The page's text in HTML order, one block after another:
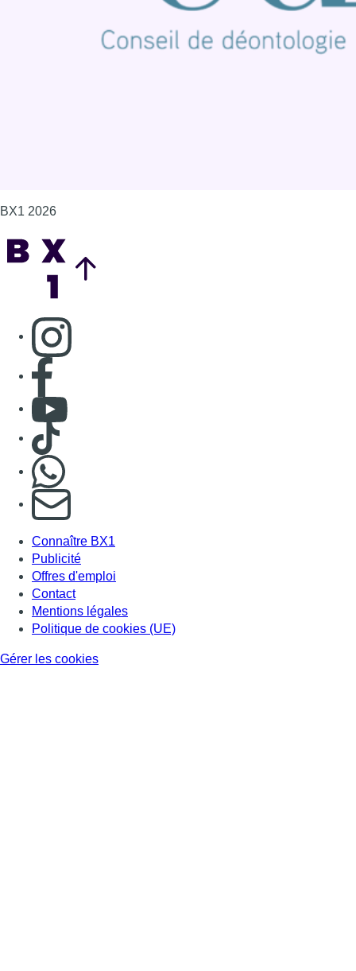
BX1 2026
Consulter page Instagram
Consulter page Facebook
Consulter Youtube
Consulter TikTok
S'abonner à notre newsletter
Connaître BX1
Publicité
Offres d'emploi
Contact
Mentions légales
Politique de cookies (UE)
Gérer les cookies